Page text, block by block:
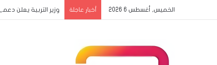
الخميس, أغسطس 6 2026 أخبار عاجلة وزير التربية يعلن